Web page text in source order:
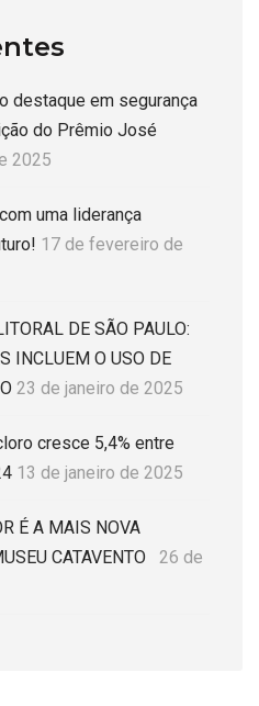
destaque em segurança
do Prêmio José
2025
uma liderança
17 de fevereiro de
DE SÃO PAULO:
INCLUEM O USO DE
23 de janeiro de 2025
cresce 5,4% entre
13 de janeiro de 2025
É A MAIS NOVA
CATAVENTO
26 de